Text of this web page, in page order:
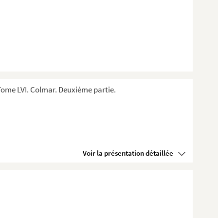
LVI. Colmar. Deuxième partie.
Voir la présentation détaillée